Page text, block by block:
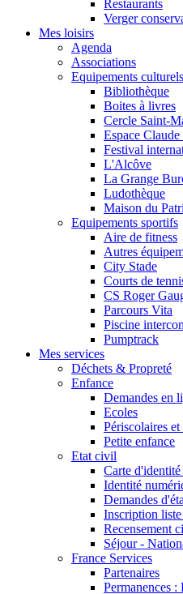
Restaurants
Verger
Mes loisirs
Agenda
Associations
Equipements culturels
Bibliothèque
Boites à livres
Cercle Saint-
Espace
Festival
L'Alcôve
La Grange
Ludothèque
Maison du
Equipements sportifs
Aire de fitness
Autres
City Stade
Courts de
CS Roger
Parcours Vita
Piscine
Pumptrack
Mes services
Déchets & Propreté
Enfance
Demandes en
Ecoles
Périscolaires
Petite enfance
Etat civil
Carte d'identité
Identité
Demandes
Inscription liste
Recensement
Séjour -
France Services
Partenaires
Permanences :